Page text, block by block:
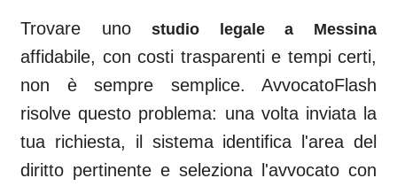
Trovare unostudio legale a Messina
affidabile, con costi trasparenti e tempi certi,
non è sempre semplice. AvvocatoFlash
risolve questo problema: una volta inviata la
tua richiesta, il sistema identifica l'area del
diritto pertinente e seleziona l'avvocato con